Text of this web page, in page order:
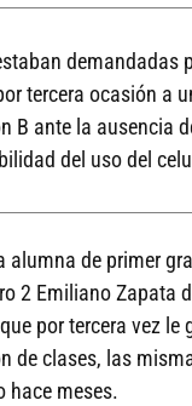
demandadas
tercera ocasión a
B ante la ausencia
del uso del
alumna de primer
2 Emiliano Zapata
por tercera vez le
de clases, las
hace meses.